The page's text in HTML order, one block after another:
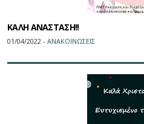
ΚΑΛΗ ΑΝΑΣΤΑΣΗ!!
01/04/2022 - ΑΝΑΚΟΙΝΩΣΕΙΣ